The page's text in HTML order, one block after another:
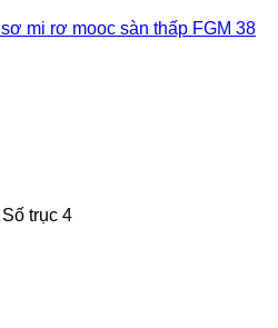
sơ mi rơ mooc sàn thấp FGM 38
Số trục 4